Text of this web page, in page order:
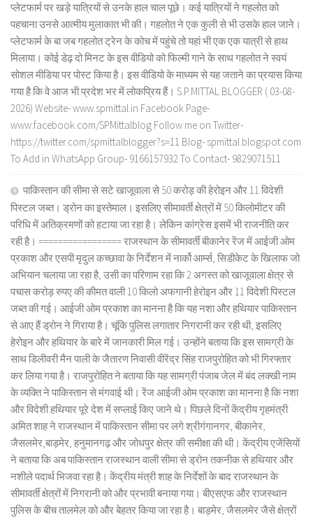
प्लेटफार्म पर खड़े यात्रियों से उनके हाल चाल पूछे। कई यात्रियों ने गहलोत को
पहचाना उनसे आत्मीय मुलाकात भी की। गहलोत ने एक कुली से भी उसके हाल जाने।
प्लेटफार्म के बा जब गहलोत ट्रेन के कोच में पहुंचे तो यहां भी एक एक यात्री से हाथ
मिलाया। कोई डेढ़ दो मिनट के इस वीडियो को फिल्मी गाने के साथ गहलोत ने स्वयं
सोशल मीडिया पर पोस्ट किया है। इस वीडियो के माध्यम से यह जताने का प्रयास किया
गया है कि वे आज भी प्रदेश भर में लोकप्रिय हैं। S.P.MITTAL BLOGGER ( 03-08-
2026) Website- www.spmittal.in Facebook Page-
www.facebook.com/SPMittalblog Follow me on Twitter-
https://twitter.com/spmittalblogger?s=11 Blog- spmittal.blogspot.com
To Add in WhatsApp Group- 9166157932 To Contact- 9829071511
पाकिस्तान की सीमा से सटे खाजूवाला से 50 करोड़ की हेरोइन और 11 विदेशी
पिस्टल जब्त। ड्रोन का इस्तेमाल। इसलिए सीमावर्ती क्षेत्रों में 50 किलोमीटर की
परिधि में अतिक्रमणों को हटाया जा रहा है। लेकिन कांग्रेस इसमें भी राजनीति कर
रही है। ================= राजस्थान के सीमावर्ती बीकानेर रेंज में आईजी ओम
प्रकाश और एसपी मृदुल कच्छावा के निर्देशन में नार्को आर्म्स, सिडीकेट के खिलाफ जो
अभियान चलाया जा रहा है, उसी का परिणाम रहा कि 2 अगस्त को खाजूवाला क्षेत्र से
पचास करोड़ रुपए की कीमत वाली 10 किलो अफगानी हेरोइन और 11 विदेशी पिस्टल
जब्त की गई। आईजी ओम प्रकाश का मानना है कि यह नशा और हथियार पाकिस्तान
से आए हैं ड्रोन ने गिराया है। चूंकि पुलिस लगातार निगरानी कर रही थी, इसलिए
हेरोइन और हथियार के बारे में जानकारी मिल गई। उन्होंने बताया कि इस सामग्री के
साथ डिलीवरी मैन पाली के जैतारण निवासी वीरेंद्र सिंह राजपुरोहित को भी गिरफ्तार
कर लिया गया है। राजपुरोहित ने बताया कि यह सामग्री पंजाब जेल में बंद लक्खी नाम
के व्यक्ति ने पाकिस्तान से मंगवाई थी। रेंज आईजी ओम प्रकाश का मानना है कि नशा
और विदेशी हथियार पूरे देश में सप्लाई किए जाने थे। पिछले दिनों केंद्रीय गृहमंत्री
अमित शाह ने राजस्थान में पाकिस्तान सीमा पर लगे श्रीगंगानगर, बीकानेर,
जैसलमेर,बाड़मेर, हनुमानगढ़ और जोधपुर क्षेत्र की समीक्षा की थी। केंद्रीय एजेंसियों
ने बताया कि अब पाकिस्तान राजस्थान वाली सीमा से ड्रोन तकनीक से हथियार और
नशीले पदार्थ भिजवा रहा है। केंद्रीय मंत्री शाह के निर्देशों के बाद राजस्थान के
सीमावर्ती क्षेत्रों में निगरानी को और प्रभावी बनाया गया। बीएसएफ और राजस्थान
पुलिस के बीच तालमेल को और बेहतर किया जा रहा है। बाड़मेर, जैसलमेर जैसे क्षेत्रों